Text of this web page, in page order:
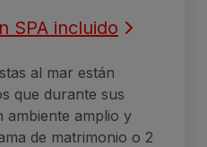
SPA incluido
al mar están
que durante sus
ambiente amplio y
de matrimonio o 2